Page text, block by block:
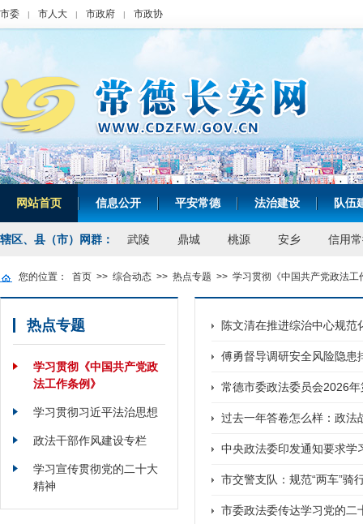
市委 | 市人大 | 市政府 | 市政协
网站首页 | 信息公开 | 平安常德 | 法治建设 | 队伍
辖区、县（市）网群： 武陵 鼎城 桃源 安乡 信用
您的位置： 首页 >> 综合动态 >> 热点专题 >> 学习贯彻《中国共产党政法工
热点专题
学习贯彻《中国共产党政
法工作条例》
学习贯彻习近平法治思想
政法干部作风建设专栏
学习宣传贯彻党的二十大
精神
陈文清在推进综治中心规
傅勇督导调研安全风险隐患
常德市委政法委员会2026
过去一年答卷怎么样：政法
中央政法委印发通知要求学
市交警支队：规范“两车”骑
市委政法委传达学习党的二